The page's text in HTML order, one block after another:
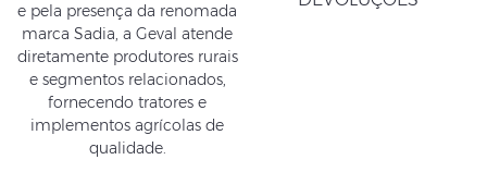
e pela presença da renomada
marca Sadia, a Geval atende
diretamente produtores rurais
e segmentos relacionados,
fornecendo tratores e
implementos agrícolas de
qualidade.